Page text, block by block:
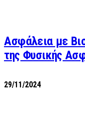
Ασφάλεια με
της Φυσικής
29/11/2024